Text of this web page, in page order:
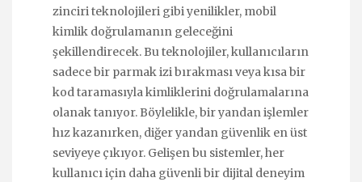
zinciri teknolojileri gibi yenilikler, mobil
kimlik doğrulamanın geleceğini
şekillendirecek. Bu teknolojiler, kullanıcıların
sadece bir parmak izi bırakması veya kısa bir
kod taramasıyla kimliklerini doğrulamalarına
olanak tanıyor. Böylelikle, bir yandan işlemler
hız kazanırken, diğer yandan güvenlik en üst
seviyeye çıkıyor. Gelişen bu sistemler, her
kullanıcı için daha güvenli bir dijital deneyim